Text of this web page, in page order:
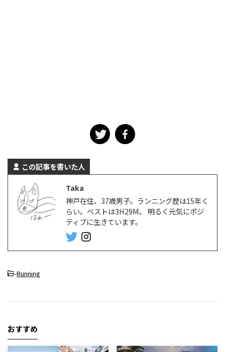
この記事を書いた人
Taka
神戸在住、37歳男子。ランニング歴は15年く
らい。ベストは3H29M。 明るく元気にポジ
ティブに生きています。
-Running
おすすめ